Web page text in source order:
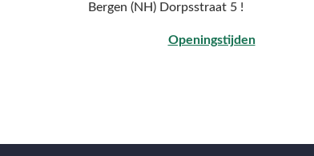
Bergen (NH) Dorpsstraat 5 !
Openingstijden